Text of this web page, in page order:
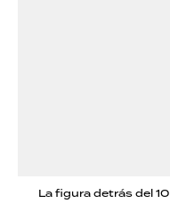
La figura detrás del 10